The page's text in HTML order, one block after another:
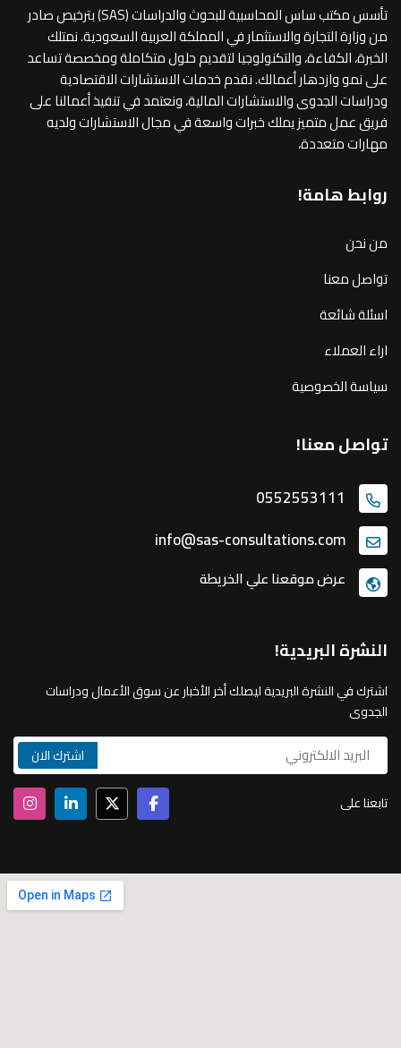
تأسس مكتب ساس المحاسبية للبحوث والدراسات (SAS) بترخيص صادر
من وزارة التجارة والاستثمار في المملكة العربية السعودية. نمتلك
الخبرة، الكفاءة، والتكنولوجيا لتقديم حلول متكاملة ومخصصة تساعد
على نمو وازدهار أعمالك. نقدم خدمات الاستشارات الاقتصادية
ودراسات الجدوى والاستشارات المالية، ونعتمد في تنفيذ أعمالنا على
فريق عمل متميز يملك خبرات واسعة في مجال الاستشارات ولديه
مهارات متعددة،
روابط هامة!
من نحن
تواصل معنا
اسئلة شائعة
اراء العملاء
سياسة الخصوصية
تواصل معنا!
0552553111
info@sas-consultations.com
عرض موقعنا علي الخريطة
النشرة البريدية!
اشترك في النشرة البريدية ليصلك أخر الأخبار عن سوق الأعمال ودراسات
الجدوى
تابعنا على